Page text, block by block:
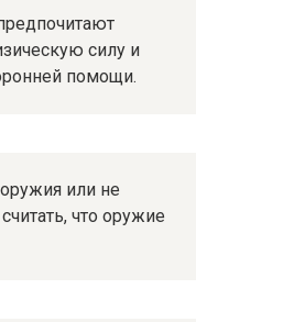
силу и
помощи.
или не
что оружие